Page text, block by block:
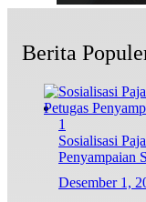
Berita
1
Sosialisasi
Penyampaian
Desember 1,